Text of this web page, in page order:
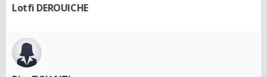
Lotfi DEROUICHE